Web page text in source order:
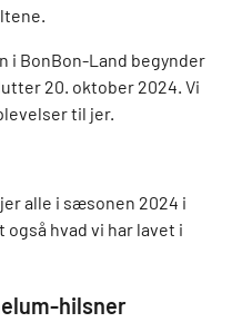
i BonBon-Land begynder
20. oktober 2024. Vi
til jer.
alle i sæsonen 2024 i
hvad vi har lavet i
hilsner